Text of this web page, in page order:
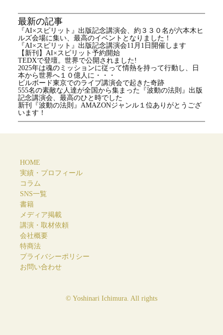
最新の記事
『AI×スピリット』出版記念講演会、約３３０名が六本木ヒ
ルズ会場に集い、最高のイベントとなりました！
『AI×スピリット』出版記念講演会11月1日開催します
【新刊】AI×スピリット予約開始
TEDXで登壇。世界で公開されました!
2025年は魂のミッションに従って情熱を持って行動し、日
本から世界へ１０億人に・・・
ビルボード東京でのライブ講演会で起きた奇跡
555名の素敵な人達が全国から集まった『波動の法則』出版
記念講演会、最高のひと時でした
新刊『波動の法則』AMAZONジャンル１位ありがとうござ
います！
HOME
実績・プロフィール
コラム
SNS一覧
書籍
メディア掲載
講演・取材依頼
会社概要
特商法
プライバシーポリシー
お問い合わせ
© Yoshinari Ichimura. All rights